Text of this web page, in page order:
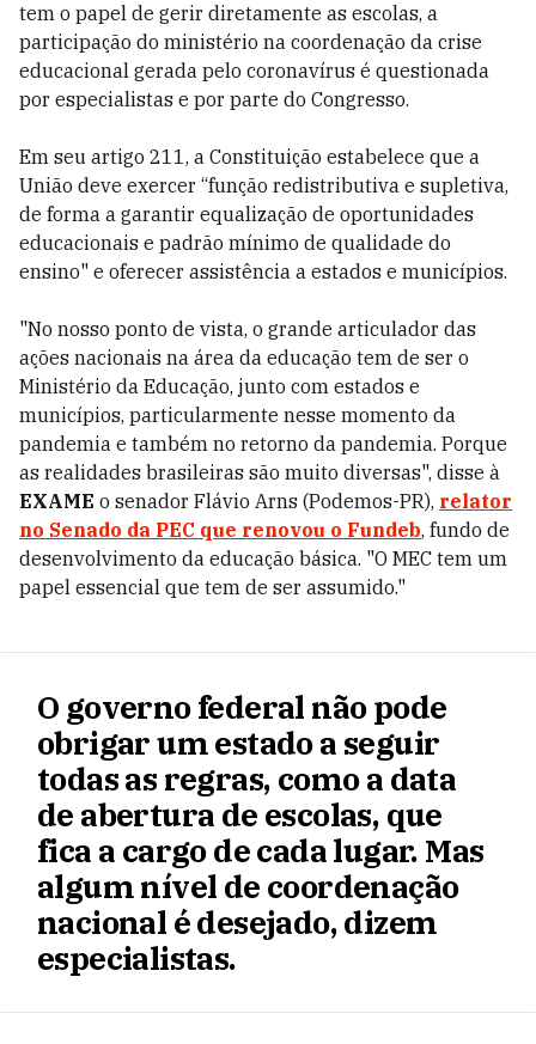
tem o papel de gerir diretamente as escolas, a
participação do ministério na coordenação da crise
educacional gerada pelo coronavírus é questionada
por especialistas e por parte do Congresso.
Em seu artigo 211, a Constituição estabelece que a
União deve exercer “função redistributiva e supletiva,
de forma a garantir equalização de oportunidades
educacionais e padrão mínimo de qualidade do
ensino" e oferecer assistência a estados e municípios.
"No nosso ponto de vista, o grande articulador das
ações nacionais na área da educação tem de ser o
Ministério da Educação, junto com estados e
municípios, particularmente nesse momento da
pandemia e também no retorno da pandemia. Porque
as realidades brasileiras são muito diversas", disse à
EXAME o senador Flávio Arns (Podemos-PR), relator
no Senado da PEC que renovou o Fundeb, fundo de
desenvolvimento da educação básica. "O MEC tem um
papel essencial que tem de ser assumido."
O governo federal não pode
obrigar um estado a seguir
todas as regras, como a data
de abertura de escolas, que
fica a cargo de cada lugar. Mas
algum nível de coordenação
nacional é desejado, dizem
especialistas.